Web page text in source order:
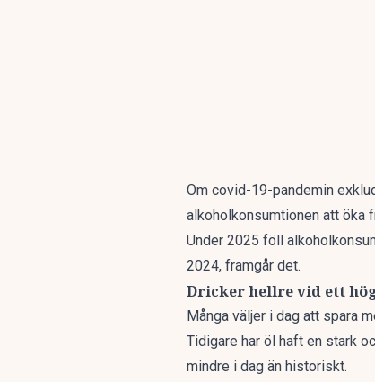
Om covid-19-pandemin
alkoholkonsumtionen att öka
Under 2025 föll
2024, framgår det.
Dricker hellre vid ett
Många väljer i dag att spara
Tidigare har öl haft en stark
mindre i dag än historiskt.